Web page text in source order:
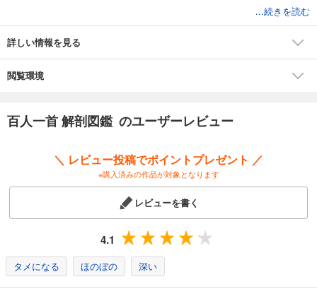
本書は、100首の和歌、上の句・下の句それぞれを完全図解。
見るだけで歌に込められた思いを理解できます。
さらに100人が生きた飛鳥・奈良・平安・鎌倉時代の
『百人一首』のみならず、和歌や古典文学の入門書と
...続きを読む
詳しい情報を見る
閲覧環境
百人一首 解剖図鑑 のユーザーレビュー
＼ レビュー投稿でポイントプレゼント ／
※購入済みの作品が対象となります
レビューを書く
4.1
タメになる ほのぼの 深い